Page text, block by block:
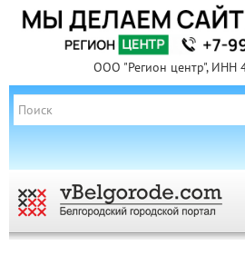
ООО "Регион центр", ИНН